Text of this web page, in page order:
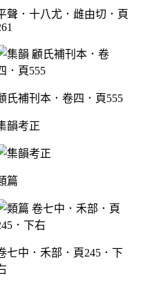
聲．十八尤．雌由切．頁
氏補刊本．卷四．頁555
韻考正
篇
七中．禾部．頁245．下